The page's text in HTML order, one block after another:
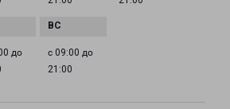
до
с 09:00 до
21:00